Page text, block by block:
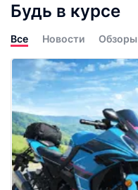
Будь в курсе
Все Новости Обзоры